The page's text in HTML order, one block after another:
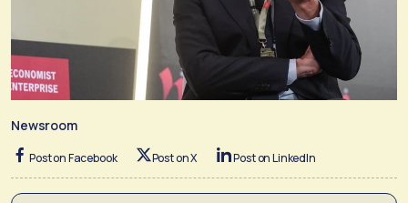
Newsroom
Post on Facebook Post on X Post on LinkedIn